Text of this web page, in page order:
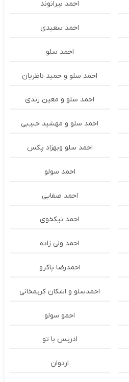
احمد بیرانوند
احمد سعیدی
احمد سلو
احمد سلو و حمید ناظریان
احمد سلو و معین زندی
احمد سلو و مهشید حبیبی
احمد سلو وبهزاد پکس
احمد سولو
احمد صفایی
احمد نیکخوی
احمد ولی زاده
احمدرضا پاکرو
احمدسلو و اشکان کریمخانی
احمو سولو
ادریس با تو
اردوان